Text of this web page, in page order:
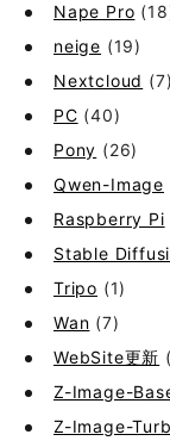
Nape Pro
neige (19)
Nextcloud (7)
PC (40)
Pony (26)
Qwen-Image
Raspberry Pi
Stable
Tripo (1)
Wan (7)
WebSite更新
Z-Image-
Z-Image-